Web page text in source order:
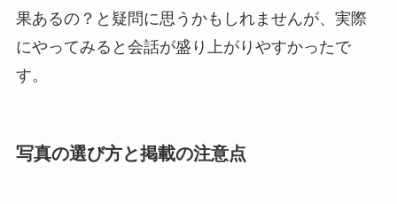
果あるの？と疑問に思うかもしれませんが、実際
にやってみると会話が盛り上がりやすかったで
す。
写真の選び方と掲載の注意点